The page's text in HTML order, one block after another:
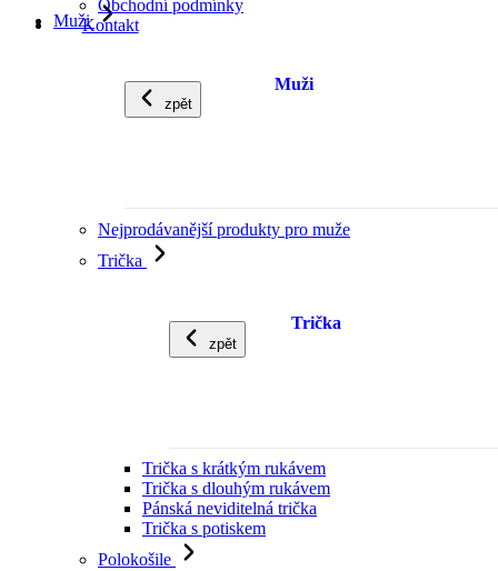
Obchodní podmínky
Kontakt
Muži
zpět
Muži
Nejprodávanější produkty pro muže
Trička
zpět
Trička
Trička s krátkým rukávem
Trička s dlouhým rukávem
Pánská neviditelná trička
Trička s potiskem
Polokošile